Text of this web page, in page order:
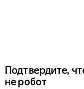
Подтвердите,
не робот